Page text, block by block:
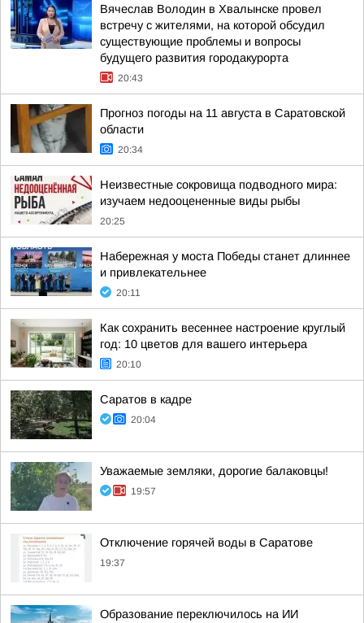
Вячеслав Володин в Хвалынске провел
встречу с жителями, на которой обсудил
существующие проблемы и вопросы
будущего развития городакурорта
20:43
Прогноз погоды на 11 августа в Саратовской
области
20:34
Неизвестные сокровища подводного мира:
изучаем недооцененные виды рыбы
20:25
Набережная у моста Победы станет длиннее
и привлекательнее
20:11
Как сохранить весеннее настроение круглый
год: 10 цветов для вашего интерьера
20:10
Саратов в кадре
20:04
Уважаемые земляки, дорогие балаковцы!
19:57
Отключение горячей воды в Саратове
19:37
Образование переключилось на ИИ